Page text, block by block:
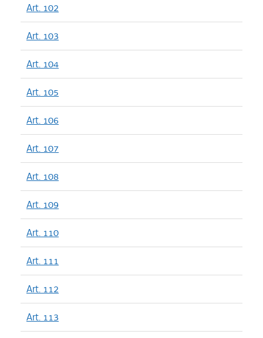
Art. 102
Art. 103
Art. 104
Art. 105
Art. 106
Art. 107
Art. 108
Art. 109
Art. 110
Art. 111
Art. 112
Art. 113